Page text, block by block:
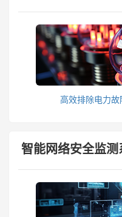
高效排除电力
智能网络安全监测